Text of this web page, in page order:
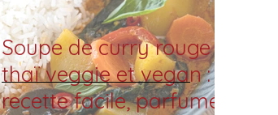
Soupe de curry rouge
thaï veggie et vegan :
recette facile, parfumée